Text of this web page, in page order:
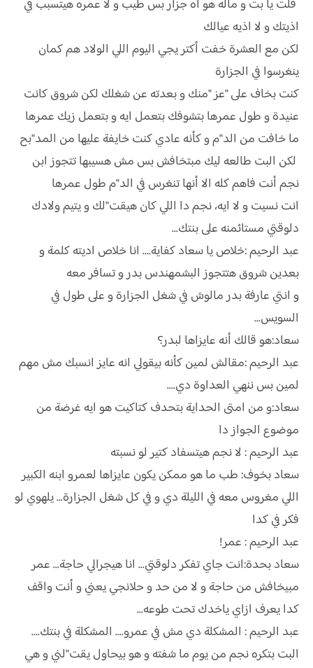
قلت يا بت و ماله هو اه جزار بس طيب و لا عمره هيتسبب في
اذيتك و لا اذيه عيالك
لكن مع العشرة خفت أكتر يجي اليوم اللي الولاد هم كمان
ينغرسوا في الجزارة
كنت بخاف على "عز "منك و بعدته عن شغلك لكن شروق كانت
عنيدة و طول عمرها بتشوفك بتعمل ايه و بتعمل زيك عمرها
ما خافت من الد"م و كأنه عادي كنت خايفة عليها من المد"بح
لكن البت طالعه ليك مبتخافش بس مش هسيبها تتجوز ابن
نجم أنت فاهم كله الا أنها تنغرس في الد"م طول عمرها
انت نسيت و لا ايه، نجم دا اللي كان هيقت"لك و يتيم ولادك
دلوقتي مستائمنه على بنتك...
عبد الرحيم :خلاص يا سعاد كفاية.... انا خلاص اديته كلمة و
بعدين شروق هتتجوز البشمهندس بدر و تسافر معه
و انتي عارفة بدر مالوش في شغل الجزارة و على طول في
السويس...
سعاد:هو قالك أنه عايزاها لبدر؟
عبد الرحيم :مقالش لمين كأنه بيقولي انه عايز انسبك مش مهم
لمين بس ننهي العداوة دي....
سعاد:و من امتى الحداية بتحدف كتاكيت هو ايه غرضة من
موضوع الجواز دا
عبد الرحيم : لا نجم هيتسفاد كتير لو نسبته
سعاد بخوف: طب ما هو ممكن يكون عايزاها لعمرو ابنه الكبير
اللي مغروس معه في الليلة دي و في كل شغل الجزارة... يلهوي لو
فكر في كدا
عبد الرحيم : عمر!
سعاد بحدة:انت جاي تفكر دلوقتي... انا هيجرالي حاجة... عمر
مبيخافش من حاجة و لا من حد و حلانجي يعني و أنت واقف
كدا يعرف ازاي ياخدك تحت طوعه...
عبد الرحيم : المشكلة دي مش في عمرو.... المشكلة في بنتك....
البت بتكره نجم من يوم ما شفته و هو بيحاول يقت"لني و هي